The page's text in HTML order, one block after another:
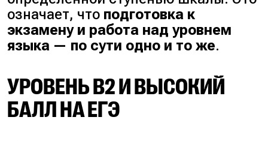
означает, что подготовка к
экзамену и работа над уровнем
языка — по сути одно и то же.
УРОВЕНЬ B2 И ВЫСОКИЙ
БАЛЛ НА ЕГЭ